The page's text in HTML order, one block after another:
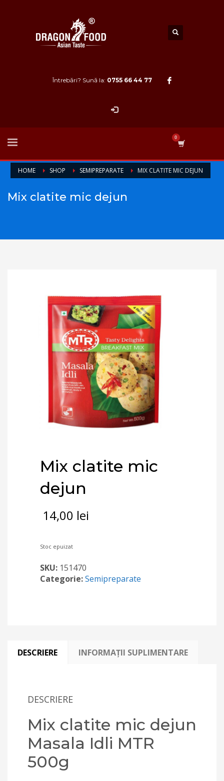
Întrebări? Sună la: 0755 66 44 77
HOME SHOP SEMIPREPARATE MIX CLATITE MIC DEJUN
Mix clatite mic dejun
Mix clatite mic
dejun
14,00 lei
Stoc epuizat
SKU: 151470
Categorie:Semipreparate
DESCRIERE INFORMAȚII SUPLIMENTARE
DESCRIERE
Mix clatite mic dejun
Masala Idli MTR
500g